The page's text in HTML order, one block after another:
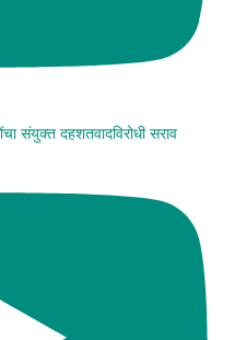
संयुक्त दहशतवादविरोधी सराव